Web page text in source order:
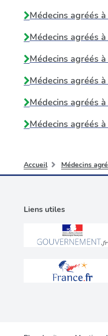
Médecins agréés à
Médecins agréés à
Médecins agréés à
Médecins agréés à
Médecins agréés à
Médecins agréés à
Accueil Médecins
Liens utiles